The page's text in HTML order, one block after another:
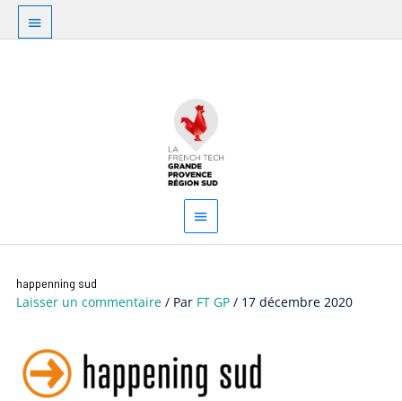
Aller
contenu
Au
dessus
principal
happenning sud
Laisser un commentaire / Par FT GP/ 17 décembre 2020
des
articles